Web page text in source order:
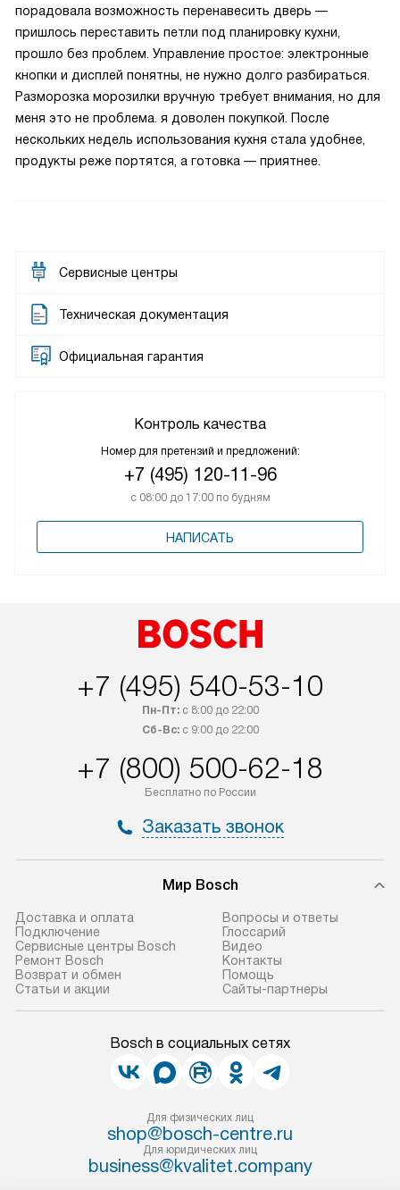
порадовала возможность перенавесить дверь —
пришлось переставить петли под планировку кухни,
прошло без проблем. Управление простое: электронные
кнопки и дисплей понятны, не нужно долго разбираться.
Разморозка морозилки вручную требует внимания, но для
меня это не проблема. я доволен покупкой. После
нескольких недель использования кухня стала удобнее,
продукты реже портятся, а готовка — приятнее.
Сервисные центры
Техническая документация
Официальная гарантия
Контроль качества
Номер для претензий и предложений:
+7 (495) 120-11-96
с 08:00 до 17:00 по будням
НАПИСАТЬ
+7 (495) 540-53-10
Пн-Пт:с 8:00 до 22:00
Сб-Вс:с 9:00 до 22:00
+7 (800) 500-62-18
Бесплатно по России
Заказать звонок
Мир Bosch
Доставка и оплата
Подключение
Сервисные центры Bosch
Ремонт Bosch
Возврат и обмен
Статьи и акции
Вопросы и ответы
Глоссарий
Видео
Контакты
Помощь
Сайты-партнеры
Bosch в социальных сетях
Для физических лиц
shop@bosch-centre.ru
Для юридических лиц
business@kvalitet.company